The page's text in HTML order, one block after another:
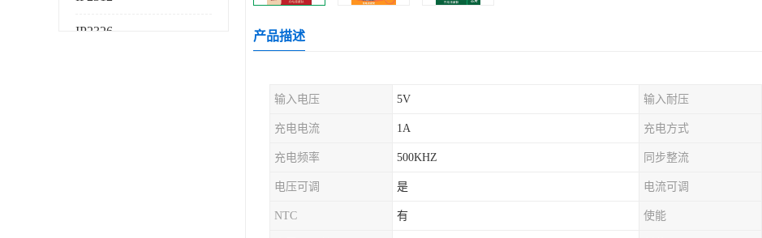
IP2326 产品描述
输入电压 5V 输入耐压
充电电流 1A 充电方式
充电频率 500KHZ 同步整流
电压可调 是 电流可调
NTC 有 使能